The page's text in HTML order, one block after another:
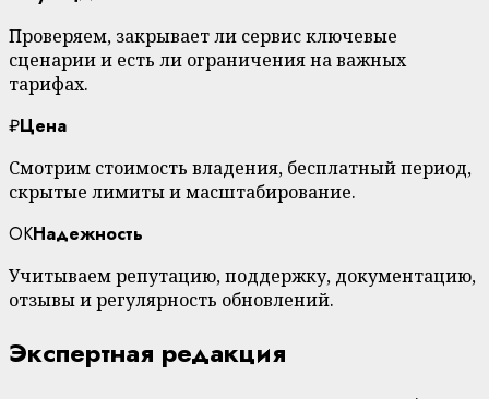
Проверяем, закрывает ли сервис ключевые
сценарии и есть ли ограничения на важных
тарифах.
₽Цена
Смотрим стоимость владения, бесплатный период,
скрытые лимиты и масштабирование.
OKНадежность
Учитываем репутацию, поддержку, документацию,
отзывы и регулярность обновлений.
Экспертная редакция